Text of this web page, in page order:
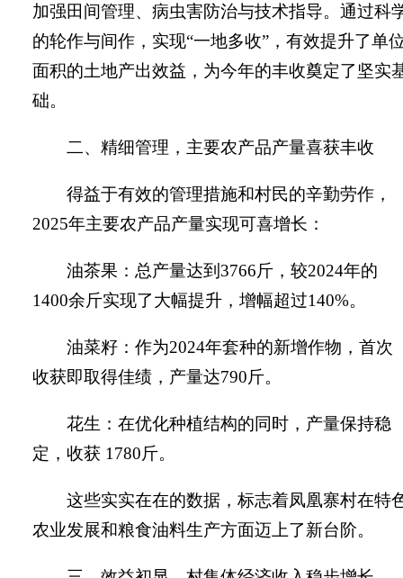
加强田间管理、病虫害防治与技术指导。通过科
的轮作与间作，实现“一地多收”，有效提升了单
面积的土地产出效益，为今年的丰收奠定了坚实
础。
二、精细管理，主要农产品产量喜获丰收
得益于有效的管理措施和村民的辛勤劳作，
2025年主要农产品产量实现可喜增长：
油茶果：总产量达到 3766斤，较2024年的
1400余斤实现了大幅提升，增幅超过140%。
油菜籽：作为2024年套种的新增作物，首次
收获即取得佳绩，产量达790斤。
花生：在优化种植结构的同时，产量保持稳
定，收获 1780斤。
这些实实在在的数据，标志着凤凰寨村在特
农业发展和粮食油料生产方面迈上了新台阶。